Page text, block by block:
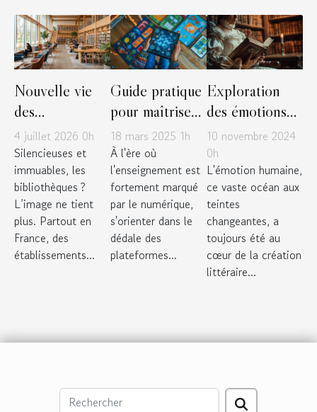
Nouvelle vie
des
bibliothèques :
repenser
l’espace pour
stimuler la
lecture
4 juillet 2026 0h
Silencieuses et
immuables, les
bibliothèques ?
L’image ne tient
plus. Partout en
France, des
établissements...
Guide pratique
pour maîtriser
les plateformes
numériques
éducatives
18 mars 2025 1h
À l'ère où
l'enseignement est
fortement marqué
par le numérique,
s'orienter dans le
dédale des
plateformes...
Exploration
des émotions
humaines à
travers les
époques
littéraires
10 novembre 2024
0h
L'émotion humaine,
ce vaste océan aux
teintes
changeantes, a
toujours été au
cœur de la création
littéraire...